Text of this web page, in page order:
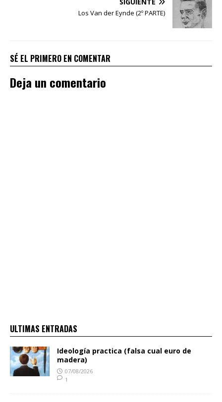
Los Van der Eynde (2º PARTE)
SÉ EL PRIMERO EN COMENTAR
Deja un comentario
ULTIMAS ENTRADAS
Ideología practica (falsa cual euro de
madera)
07/08/2026
1